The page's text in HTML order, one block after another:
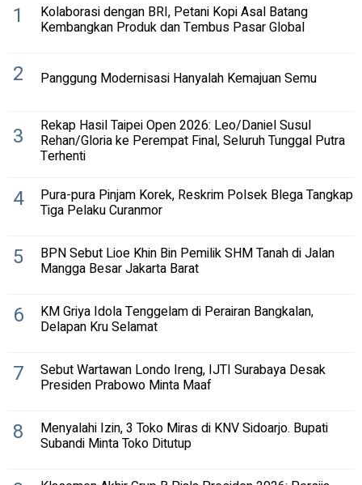
1 Kolaborasi dengan BRI, Petani Kopi Asal Batang
Kembangkan Produk dan Tembus Pasar Global
2 Panggung Modernisasi Hanyalah Kemajuan Semu
3 Rekap Hasil Taipei Open 2026: Leo/Daniel Susul
Rehan/Gloria ke Perempat Final, Seluruh Tunggal Putra
Terhenti
4 Pura-pura Pinjam Korek, Reskrim Polsek Blega Tangkap
Tiga Pelaku Curanmor
5 BPN Sebut Lioe Khin Bin Pemilik SHM Tanah di Jalan
Mangga Besar Jakarta Barat
6 KM Griya Idola Tenggelam di Perairan Bangkalan,
Delapan Kru Selamat
7 Sebut Wartawan Londo Ireng, IJTI Surabaya Desak
Presiden Prabowo Minta Maaf
8 Menyalahi Izin, 3 Toko Miras di KNV Sidoarjo. Bupati
Subandi Minta Toko Ditutup